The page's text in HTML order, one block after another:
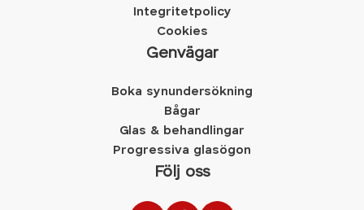
Integritetpolicy
Cookies
Genvägar
Boka synundersökning
Bågar
Glas & behandlingar
Progressiva glasögon
Följ oss